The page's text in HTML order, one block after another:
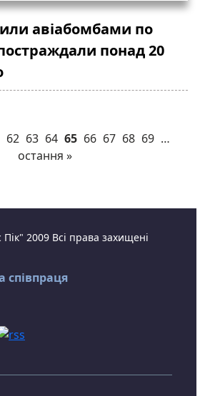
авіабомбами по
понад 20
62 63 64 65 66 67 68 69 …
остання »
2009 Всі права захищені
співпраця